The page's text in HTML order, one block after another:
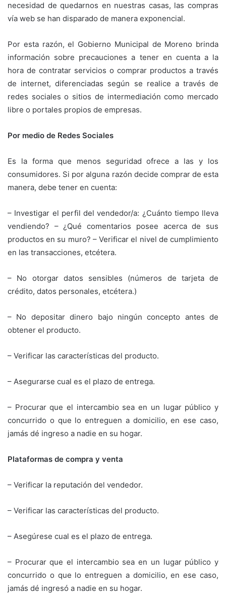
necesidad de quedarnos en nuestras casas, las compras
vía web se han disparado de manera exponencial.
Por esta razón, el Gobierno Municipal de Moreno brinda
información sobre precauciones a tener en cuenta a la
hora de contratar servicios o comprar productos a través
de internet, diferenciadas según se realice a través de
redes sociales o sitios de intermediación como mercado
libre o portales propios de empresas.
Por medio de Redes Sociales
Es la forma que menos seguridad ofrece a las y los
consumidores. Si por alguna razón decide comprar de esta
manera, debe tener en cuenta:
– Investigar el perfil del vendedor/a: ¿Cuánto tiempo lleva
vendiendo? – ¿Qué comentarios posee acerca de sus
productos en su muro? – Verificar el nivel de cumplimiento
en las transacciones, etcétera.
– No otorgar datos sensibles (números de tarjeta de
crédito, datos personales, etcétera.)
– No depositar dinero bajo ningún concepto antes de
obtener el producto.
– Verificar las características del producto.
– Asegurarse cual es el plazo de entrega.
– Procurar que el intercambio sea en un lugar público y
concurrido o que lo entreguen a domicilio, en ese caso,
jamás dé ingreso a nadie en su hogar.
Plataformas de compra y venta
– Verificar la reputación del vendedor.
– Verificar las características del producto.
– Asegúrese cual es el plazo de entrega.
– Procurar que el intercambio sea en un lugar público y
concurrido o que lo entreguen a domicilio, en ese caso,
jamás dé ingresó a nadie en su hogar.